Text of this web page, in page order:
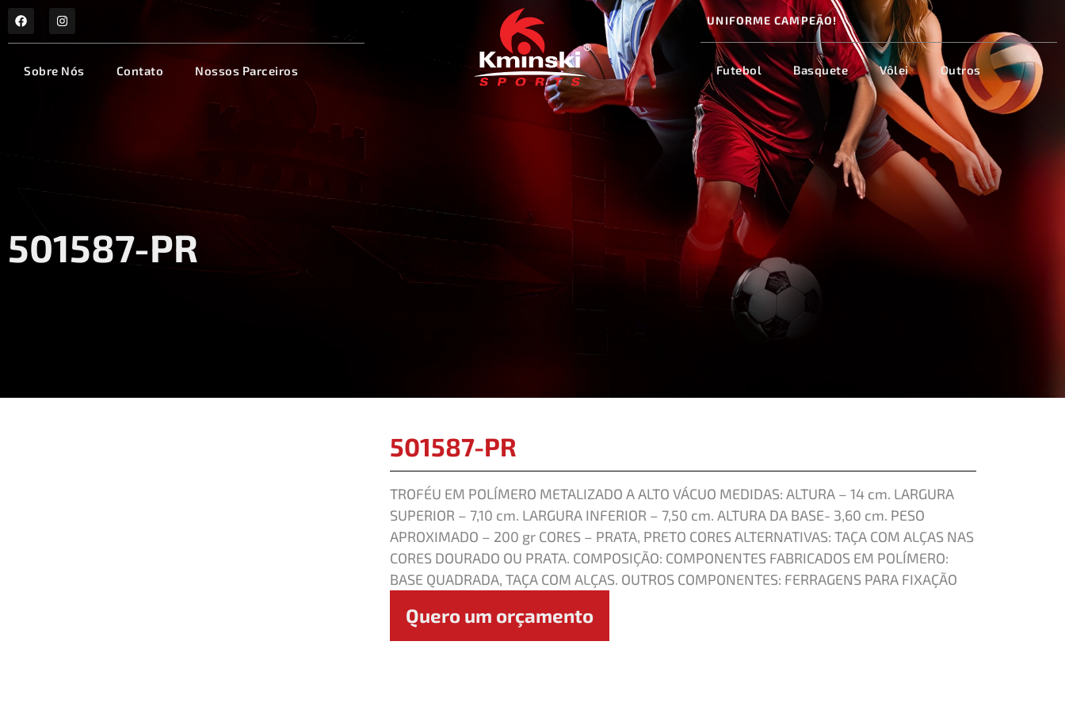
Sobre Nós Contato Nossos Parceiros
UNIFORME CAMPEÃO!
Futebol Basquete Vôlei Outros
501587-PR
501587-PR
TROFÉU EM POLÍMERO METALIZADO A ALTO VÁCUO MEDIDAS: ALTURA – 14 cm. LARGURA
SUPERIOR – 7,10 cm. LARGURA INFERIOR – 7,50 cm. ALTURA DA BASE- 3,60 cm. PESO
APROXIMADO – 200 gr CORES – PRATA, PRETO CORES ALTERNATIVAS: TAÇA COM ALÇAS NAS
CORES DOURADO OU PRATA. COMPOSIÇÃO: COMPONENTES FABRICADOS EM POLÍMERO:
BASE QUADRADA, TAÇA COM ALÇAS. OUTROS COMPONENTES: FERRAGENS PARA FIXAÇÃO
Quero um orçamento